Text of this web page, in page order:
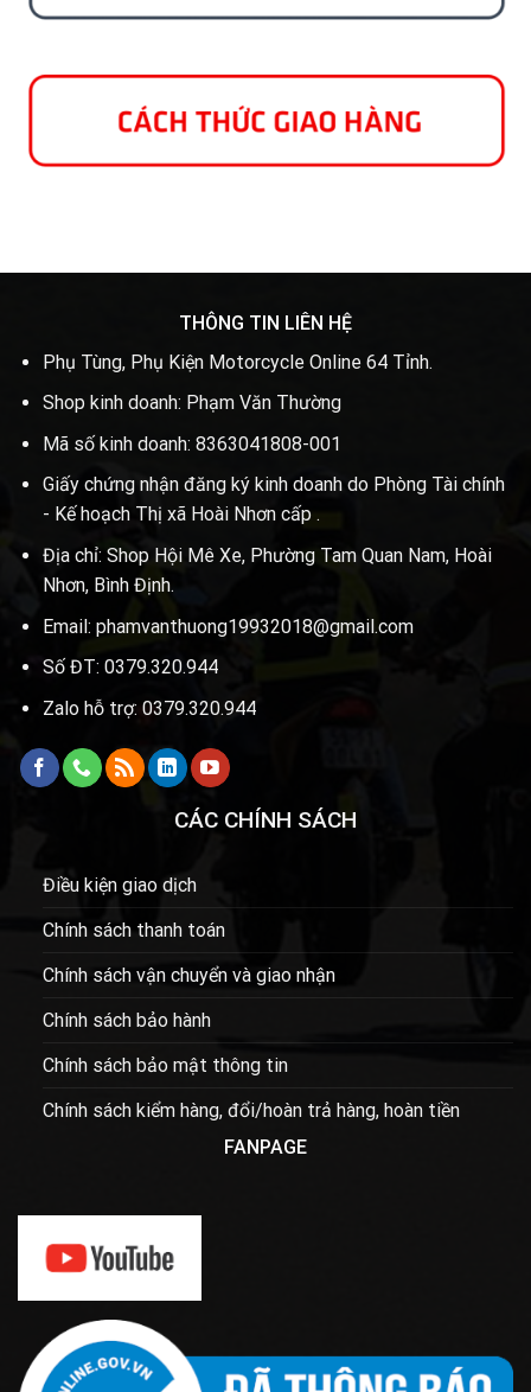
THÔNG TIN LIÊN HỆ
Phụ Tùng, Phụ Kiện Motorcycle Online 64 Tỉnh.
Shop kinh doanh: Phạm Văn Thường
Mã số kinh doanh: 8363041808-001
Giấy chứng nhận đăng ký kinh doanh do Phòng Tài chính
- Kế hoạch Thị xã Hoài Nhơn cấp .
Địa chỉ: Shop Hội Mê Xe, Phường Tam Quan Nam, Hoài
Nhơn, Bình Định.
Email: phamvanthuong19932018@gmail.com
Số ĐT: 0379.320.944
Zalo hỗ trợ: 0379.320.944
CÁC CHÍNH SÁCH
Điều kiện giao dịch
Chính sách thanh toán
Chính sách vận chuyển và giao nhận
Chính sách bảo hành
Chính sách bảo mật thông tin
Chính sách kiểm hàng, đổi/hoàn trả hàng, hoàn tiền
FANPAGE